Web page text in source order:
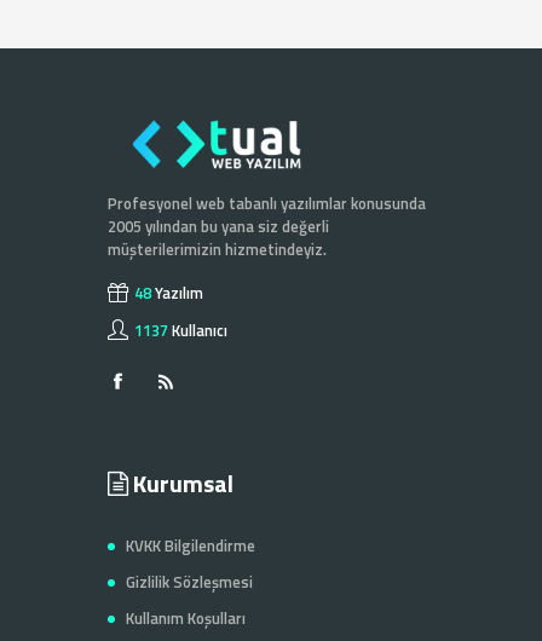
Profesyonel web tabanlı yazılımlar konusunda
2005 yılından bu yana siz değerli
müşterilerimizin hizmetindeyiz.
48Yazılım
1137Kullanıcı
Kurumsal
KVKK Bilgilendirme
Gizlilik Sözleşmesi
Kullanım Koşulları